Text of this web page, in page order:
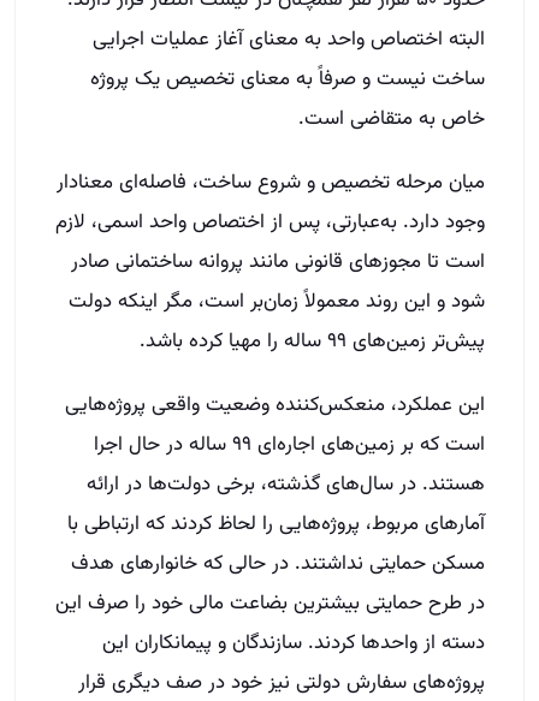
البته اختصاص واحد به معنای آغاز عملیات اجرایی
ساخت نیست و صرفاً به معنای تخصیص یک پروژه
خاص به متقاضی است.
میان مرحله تخصیص و شروع ساخت، فاصله‌ای معنادار
وجود دارد. به‌عبارتی، پس از اختصاص واحد اسمی، لازم
است تا مجوزهای قانونی مانند پروانه ساختمانی صادر
شود و این روند معمولاً زمان‌بر است، مگر اینکه دولت
پیش‌تر زمین‌های ۹۹ ساله را مهیا کرده باشد.
این عملکرد، منعکس‌کننده وضعیت واقعی پروژه‌هایی
است که بر زمین‌های اجاره‌ای ۹۹ ساله در حال اجرا
هستند. در سال‌های گذشته، برخی دولت‌ها در ارائه
آمارهای مربوط، پروژه‌هایی را لحاظ کردند که ارتباطی با
مسکن حمایتی نداشتند. در حالی که خانوارهای هدف
در طرح حمایتی بیشترین بضاعت مالی خود را صرف این
دسته از واحدها کردند. سازندگان و پیمانکاران این
پروژه‌های سفارش دولتی نیز خود در صف دیگری قرار